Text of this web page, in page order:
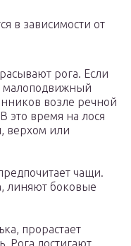
в зависимости от
рога. Если
малоподвижный
возле речной
это время на лося
верхом или
чащи.
линяют боковые
прорастает
Рога достигают